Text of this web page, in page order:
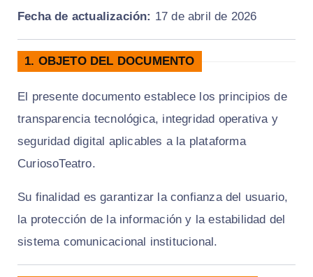
Fecha de actualización: 17 de abril de 2026
1. OBJETO DEL DOCUMENTO
El presente documento establece los principios de
transparencia tecnológica, integridad operativa y
seguridad digital aplicables a la plataforma
CuriosoTeatro.
Su finalidad es garantizar la confianza del usuario,
la protección de la información y la estabilidad del
sistema comunicacional institucional.